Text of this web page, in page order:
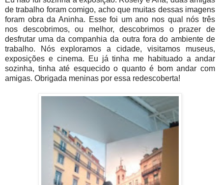
de trabalho foram comigo, acho que muitas dessas imagens
foram obra da Aninha. Esse foi um ano nos qual nós três
nos descobrimos, ou melhor, descobrimos o prazer de
desfrutar uma da companhia da outra fora do ambiente de
trabalho. Nós exploramos a cidade, visitamos museus,
exposições e cinema. Eu já tinha me habituado a andar
sozinha, tinha até esquecido o quanto é bom andar com
amigas. Obrigada meninas por essa redescoberta!